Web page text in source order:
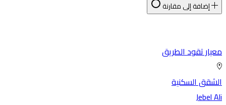
إضافة إلى مقارنة
تقود الطريق
السكنية
Jebel